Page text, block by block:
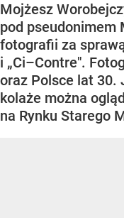
Mojżesz
pod pseudonimem
fotografii za
i „Ci–Contre".
oraz Polsce lat 30.
kolaże można
na Rynku Starego